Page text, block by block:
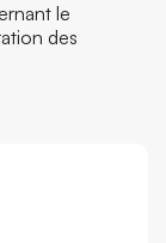
le
des